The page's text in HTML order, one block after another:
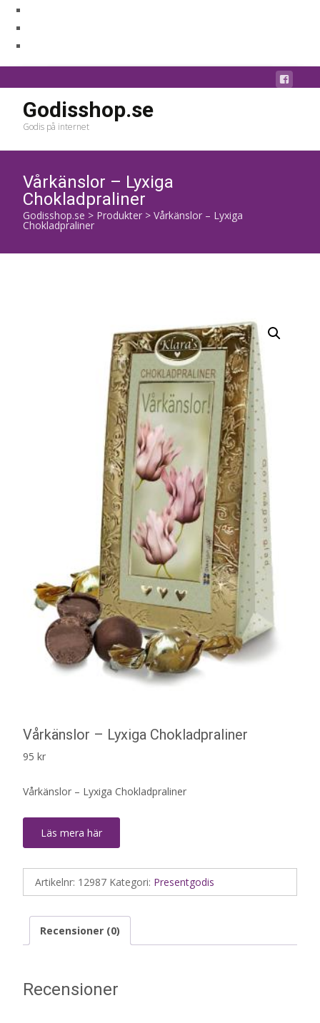
Godisshop.se
Godis på internet
Vårkänslor – Lyxiga
Chokladpraliner
Godisshop.se > Produkter > Vårkänslor – Lyxiga
Chokladpraliner
Vårkänslor – Lyxiga Chokladpraliner
95 kr
Vårkänslor – Lyxiga Chokladpraliner
Läs mera här
Artikelnr: 12987 Kategori: Presentgodis
Recensioner (0)
Recensioner